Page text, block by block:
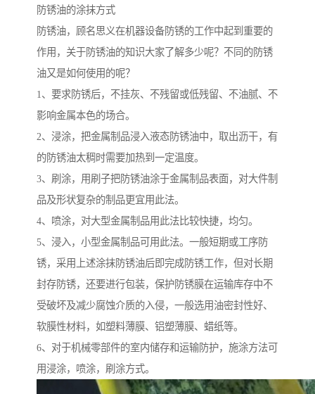
防锈油的涂抹方式
防锈油，顾名思义在机器设备防锈的工作中起到重要的
作用，关于防锈油的知识大家了解多少呢？不同的防锈
油又是如何使用的呢？
1、要求防锈后，不挂灰、不残留或低残留、不油腻、不
影响金属本色的场合。
2、浸涂，把金属制品浸入液态防锈油中，取出沥干，有
的防锈油太稠时需要加热到一定温度。
3、刷涂，用刷子把防锈油涂于金属制品表面，对大件制
品及形状复杂的制品更宜用此法。
4、喷涂，对大型金属制品用此法比较快捷，均匀。
5、浸入，小型金属制品可用此法。一般短期或工序防
锈，采用上述涂抹防锈油后即完成防锈工作，但对长期
封存防锈，还要进行包装，保护防锈膜在运输库存中不
受破坏及减少腐蚀介质的入侵，一般选用油密封性好、
软膜性材料，如塑料薄膜、铝塑薄膜、蜡纸等。
6、对于机械零部件的室内储存和运输防护，施涂方法可
用浸涂，喷涂，刷涂方式。